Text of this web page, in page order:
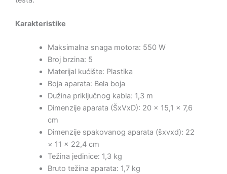
Karakteristike
Maksimalna snaga motora: 550 W
Broj brzina: 5
Materijal kućište: Plastika
Boja aparata: Bela boja
Dužina priključnog kabla: 1,3 m
Dimenzije aparata (ŠxVxD): 20 × 15,1 × 7,6
cm
Dimenzije spakovanog aparata (šxvxd): 22
× 11 × 22,4 cm
Težina jedinice: 1,3 kg
Bruto težina aparata: 1,7 kg